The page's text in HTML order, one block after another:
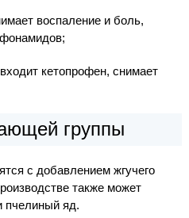
воспаление и боль,
кетопрофен, снимает
группы
с добавлением жгучего
также может
пчелиный яд.